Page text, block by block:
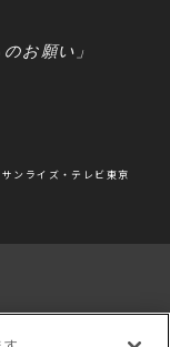
のお願い」
ンライズ・テレビ東京